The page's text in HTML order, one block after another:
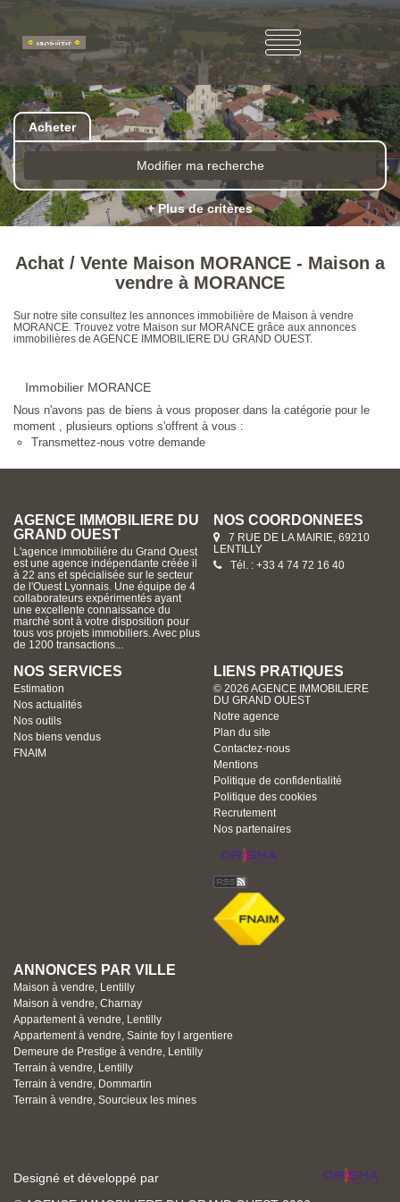
Acheter
Modifier ma recherche
+ Plus de critères
Achat / Vente Maison MORANCE - Maison a
vendre à MORANCE
Sur notre site consultez les annonces immobilière de Maison à vendre
MORANCE. Trouvez votre Maison sur MORANCE grâce aux annonces
immobilières de AGENCE IMMOBILIERE DU GRAND OUEST.
Immobilier MORANCE
Nous n'avons pas de biens à vous proposer dans la catégorie pour le
moment , plusieurs options s'offrent à vous :
Transmettez-nous votre demande
AGENCE IMMOBILIERE DU
GRAND OUEST
L'agence immobiliére du Grand Ouest
est une agence indépendante créée il
à 22 ans et spécialisée sur le secteur
de l'Ouest Lyonnais. Une équipe de 4
collaborateurs expérimentés ayant
une excellente connaissance du
marché sont à votre disposition pour
tous vos projets immobiliers. Avec plus
de 1200 transactions...
NOS COORDONNÉES
7 RUE DE LA MAIRIE, 69210
LENTILLY
Tél. : +33 4 74 72 16 40
NOS SERVICES
Estimation
Nos actualités
Nos outils
Nos biens vendus
FNAIM
LIENS PRATIQUES
© 2026 AGENCE IMMOBILIERE
DU GRAND OUEST
Notre agence
Plan du site
Contactez-nous
Mentions
Politique de confidentialité
Politique des cookies
Recrutement
Nos partenaires
ANNONCES PAR VILLE
Maison à vendre, Lentilly
Maison à vendre, Charnay
Appartement à vendre, Lentilly
Appartement à vendre, Sainte foy l argentiere
Demeure de Prestige à vendre, Lentilly
Terrain à vendre, Lentilly
Terrain à vendre, Dommartin
Terrain à vendre, Sourcieux les mines
Designé et développé par